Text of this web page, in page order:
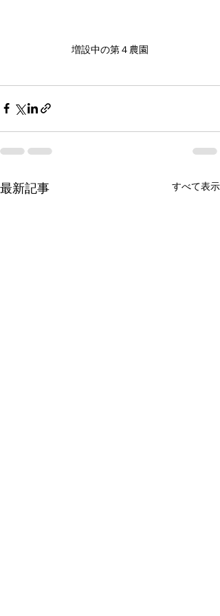
増設中の第４農園
最新記事 すべて表示